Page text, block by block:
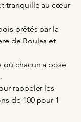
tranquille au cœur
prêtés par la
de Boules et
où chacun a posé
rappeler les
de 100 pour 1